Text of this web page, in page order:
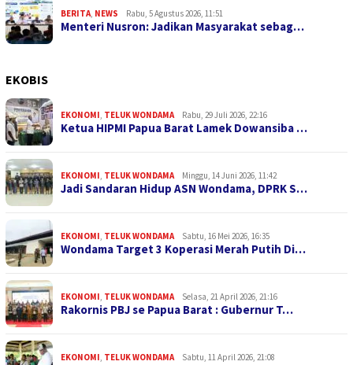
BERITA NEWS Rabu, 5 Agustus 2026, 11:51
Menteri Nusron: Jadikan Masyarakat sebag…
EKOBIS
EKONOMI TELUK WONDAMA Rabu, 29 Juli 2026, 22:16
Ketua HIPMI Papua Barat Lamek Dowansiba …
EKONOMI TELUK WONDAMA Minggu, 14 Juni 2026, 11:42
Jadi Sandaran Hidup ASN Wondama, DPRK S…
EKONOMI TELUK WONDAMA Sabtu, 16 Mei 2026, 16:35
Wondama Target 3 Koperasi Merah Putih Di…
EKONOMI TELUK WONDAMA Selasa, 21 April 2026, 21:16
Rakornis PBJ se Papua Barat : Gubernur T…
EKONOMI TELUK WONDAMA Sabtu, 11 April 2026, 21:08